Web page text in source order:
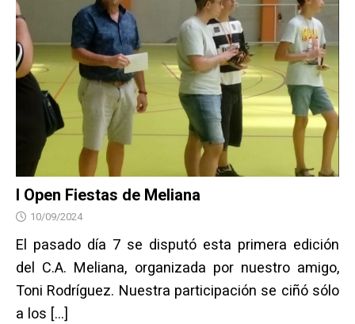
I Open Fiestas de Meliana
10/09/2024
El pasado día 7 se disputó esta primera edición
del C.A. Meliana, organizada por nuestro amigo,
Toni Rodríguez. Nuestra participación se ciñó sólo
a los […]